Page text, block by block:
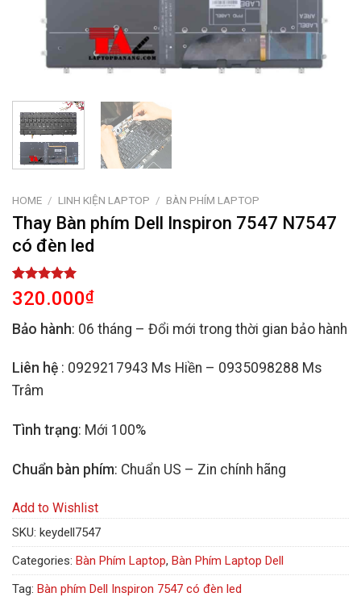
HOME / LINH KIỆN LAPTOP / BÀN PHÍM LAPTOP
Thay Bàn phím Dell Inspiron 7547 N7547
có đèn led
Rated
5.00
out of 5
2
customer
320.000₫
Bảo hành: 06 tháng – Đổi mới trong thời gian bảo hành
Liên hệ : 0929217943 Ms Hiền – 0935098288 Ms
Trâm
Tình trạng: Mới 100%
Chuẩn bàn phím: Chuẩn US – Zin chính hãng
Add to Wishlist
SKU: keydell7547
Categories: Bàn Phím Laptop, Bàn Phím Laptop Dell
Tag: Bàn phím Dell Inspiron 7547 có đèn led